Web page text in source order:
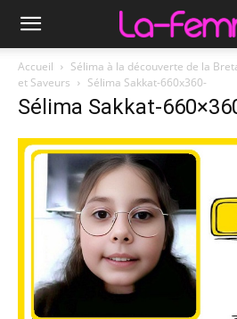
Accueil
Sélima à la découverte de la
et Saveurs
Sélima Sakkat-660x360-
Sélima Sakkat-